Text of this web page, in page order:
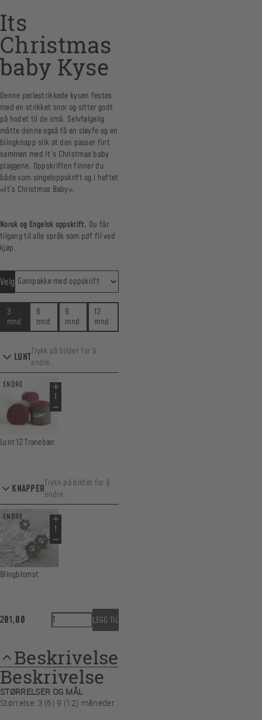
Its
Christmas
baby Kyse
Denne perlestrikkede kysen festes
med en strikket snor og sitter godt
på hodet til de små. Selvfølgelig
måtte denne også få en sløyfe og en
blingknapp slik at den passer fint
sammen med It`s Christmas baby
plaggene. Oppskriften finner du
både som singeloppskrift og i heftet
«It´s Christmas Baby».
Norsk og Engelsk oppskrift. Du får
tilgang til alle språk som pdf fil ved
kjøp.
Velg
3
mnd
6
mnd
9
mnd
12
mnd
LUNTTrykk på bildet for å
endre.
ENDRE
Lunt 12 Tranebær
KNAPPERTrykk på bildet for å
endre.
ENDRE
Blingblomst
201,00 Its Christmas baby Kyse antall
LEGG TIL
Beskrivelse
Beskrivelse
STØRRELSER OG MÅL
Størrelse: 3 (6) 9 (12) måneder